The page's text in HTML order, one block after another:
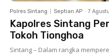
Polres Sintang Septian AP - 7
Kapolres Sintang
Tokoh Tionghoa
Sintang – Dalam rangka